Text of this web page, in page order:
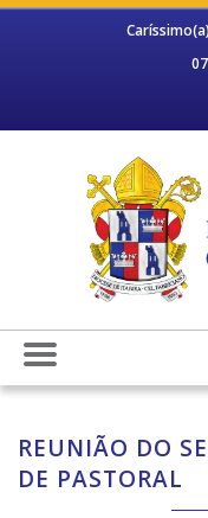
REUNIÃO DO
DE PASTORAL